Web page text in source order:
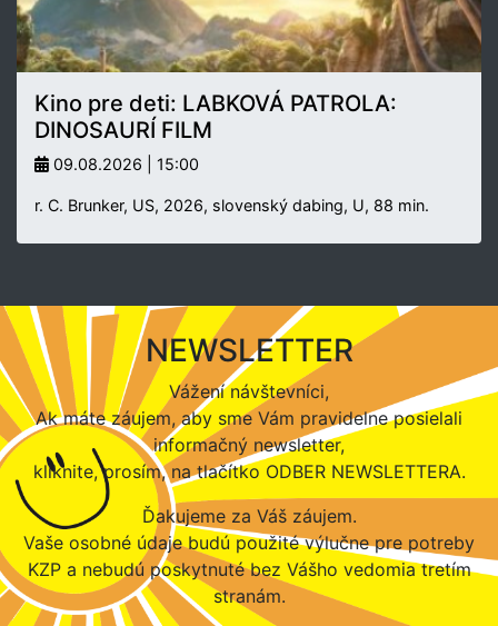
Kino pre deti: LABKOVÁ PATROLA:
DINOSAURÍ FILM
09.08.2026 | 15:00
r. C. Brunker, US, 2026, slovenský dabing, U, 88 min.
NEWSLETTER
Vážení návštevníci,
Ak máte záujem, aby sme Vám pravidelne posielali
informačný newsletter,
kliknite, prosím, na tlačítko ODBER NEWSLETTERA.
Ďakujeme za Váš záujem.
Vaše osobné údaje budú použité výlučne pre potreby
KZP a nebudú poskytnuté bez Vášho vedomia tretím
stranám.